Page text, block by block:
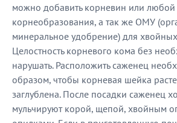
можно добавить корневин или любой
корнеобразования, а так же ОМУ
минеральное удобрение) для
Целостность корневого кома без
нарушать. Расположить саженец
образом, чтобы корневая шейка
заглублена. После посадки саженец
мульчируют корой, щепой, хвойным